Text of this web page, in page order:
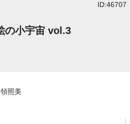
ID:46707
の小宇宙 vol.3
照美